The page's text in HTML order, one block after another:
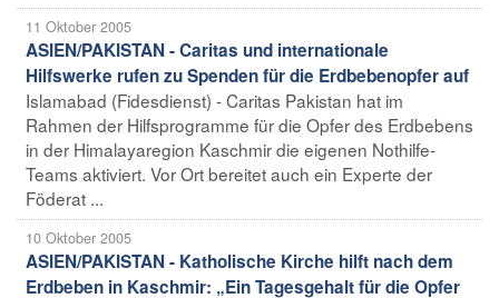
11 Oktober 2005
ASIEN/PAKISTAN - Caritas und internationale
Hilfswerke rufen zu Spenden für die Erdbebenopfer auf
Islamabad (Fidesdienst) - Caritas Pakistan hat im
Rahmen der Hilfsprogramme für die Opfer des Erdbebens
in der Himalayaregion Kaschmir die eigenen Nothilfe-
Teams aktiviert. Vor Ort bereitet auch ein Experte der
Föderat ...
10 Oktober 2005
ASIEN/PAKISTAN - Katholische Kirche hilft nach dem
Erdbeben in Kaschmir: „Ein Tagesgehalt für die Opfer